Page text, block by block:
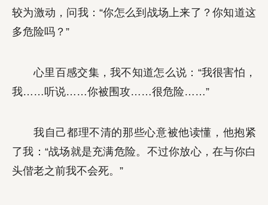
较为激动，问我：“你怎么到战场上来了？你知道这
多危险吗？”
心里百感交集，我不知道怎么说：“我很害怕，
我……听说……你被围攻……很危险……”
我自己都理不清的那些心意被他读懂，他抱紧
了我：“战场就是充满危险。不过你放心，在与你白
头偕老之前我不会死。”